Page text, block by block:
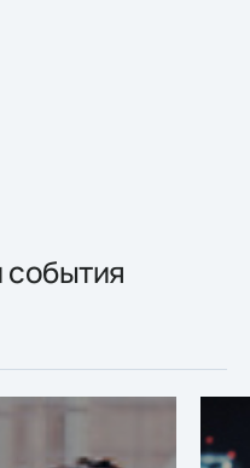
события